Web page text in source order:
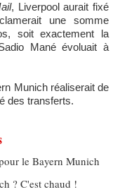
, Liverpool aurait fixé
une somme
soit exactement la
Mané évoluait à
Munich réaliserait de
des transferts.
le Bayern Munich
? C'est chaud !